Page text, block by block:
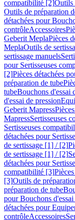
compatibilité [2]Outils
Outils de préparation
détachées pour
contrôleAccessoires
Geberit MeplaPièces
MeplaOutils de
sertissage manuels
pour Sertisseuses
[2]Pièces détachées
préparation de tube
tubeBouchons d'essai
d'essai de pression
Geberit Mapress
MapressSertisseuses
Sertisseuses
détachées pour
de sertissage [1] / [2]
de sertissage [1] / [2]
détachées pour
compatibilité [3]
[3]Outils de
préparation de tube
pour Bouchons d'essai
détachées pour
contrôleAccessoires